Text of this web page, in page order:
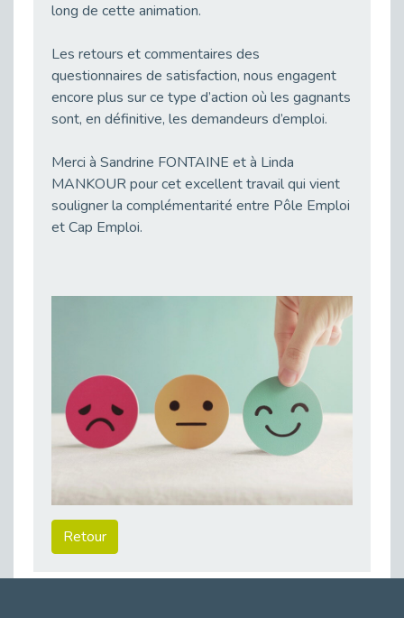
Publié le 20/04/2026
Publié le 13/04/2026
Recrutement et Handicap : Et si vous testiez avant de vous engager ?
Publié le 13/04/2026
Publié le 11/04/2026
L’alternance pour tous : Cap Emploi 92 et Seine Ouest Entreprise et Emploi mobilisés à Boulogne-Billancourt
Publié le 11/04/2026
Recrutement des seniors : Un levier de transformation pour les ETI franciliennes
"Dois-je préciser que je suis handicapé sur mon CV?"
Publié le 03/04/2026
Handicap invisible au travail : se taire ou parler? - vidéo
Publié le 31/03/2026
Publié le 31/03/2026
long de cette animation.
Les retours et commentaires des
questionnaires de satisfaction, nous engagent
encore plus sur ce type d’action où les gagnants
sont, en définitive, les demandeurs d’emploi.
Merci à Sandrine FONTAINE et à Linda
MANKOUR pour cet excellent travail qui vient
souligner la complémentarité entre Pôle Emploi
et Cap Emploi.
Retour